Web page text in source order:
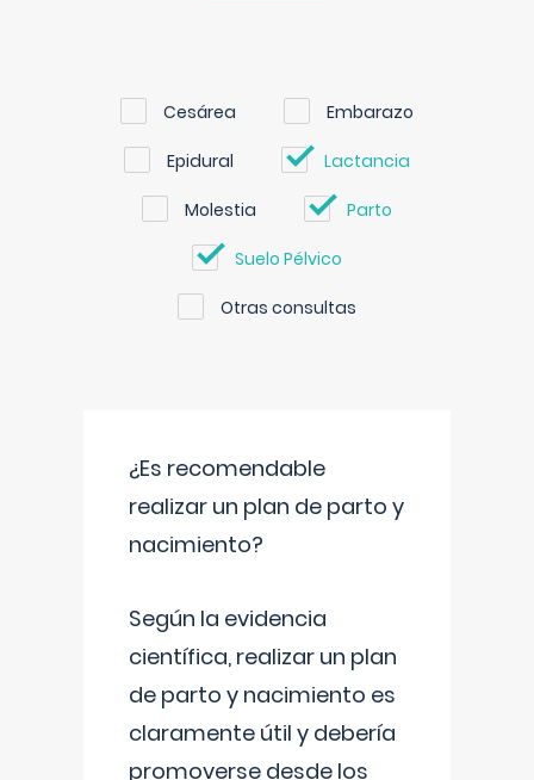
Cesárea Embarazo
Epidural Lactancia
Molestia Parto
Suelo Pélvico
Otras consultas
¿Es recomendable
realizar un plan de parto y
nacimiento?
Según la evidencia
científica, realizar un plan
de parto y nacimiento es
claramente útil y debería
promoverse desde los